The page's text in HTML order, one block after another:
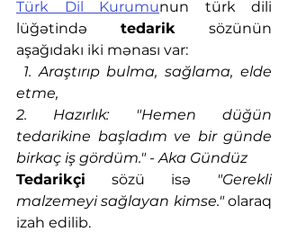
Türk Dil Kurumunun türk dili
lüğətində tedarik sözünün
aşağıdakı iki mənası var:
etme,
2. Hazırlık: "Hemen düğün
tedarikine başladım ve bir günde
birkaç iş gördüm." - Aka Gündüz
Tedarikçi sözü isə "Gerekli
malzemeyi sağlayan kimse." olaraq
izah edilib.